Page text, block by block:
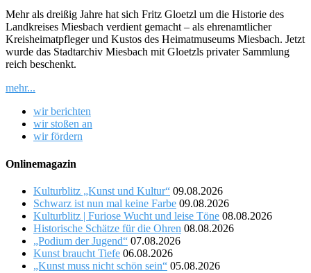
Mehr als dreißig Jahre hat sich Fritz Gloetzl um die Historie des
Landkreises Miesbach verdient gemacht – als ehrenamtlicher
Kreisheimatpfleger und Kustos des Heimatmuseums Miesbach. Jetzt
wurde das Stadtarchiv Miesbach mit Gloetzls privater Sammlung
reich beschenkt.
mehr...
wir berichten
wir stoßen an
wir fördern
Onlinemagazin
Kulturblitz „Kunst und Kultur“ 09.08.2026
Schwarz ist nun mal keine Farbe 09.08.2026
Kulturblitz | Furiose Wucht und leise Töne 08.08.2026
Historische Schätze für die Ohren 08.08.2026
„Podium der Jugend“ 07.08.2026
Kunst braucht Tiefe 06.08.2026
„Kunst muss nicht schön sein“ 05.08.2026